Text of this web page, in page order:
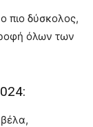
πιο δύσκολος,
όλων των